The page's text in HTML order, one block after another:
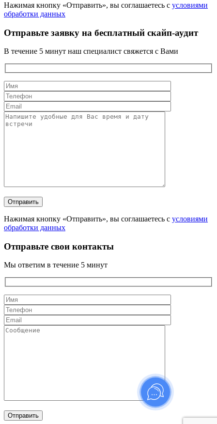
Нажимая кнопку «Отправить», вы соглашаетесь с условиями
обработки данных
Отправьте заявку на бесплатный скайп-аудит
В течение 5 минут наш специалист свяжется с Вами
Нажимая кнопку «Отправить», вы соглашаетесь с условиями
обработки данных
Отправьте свои контакты
Мы ответим в течение 5 минут